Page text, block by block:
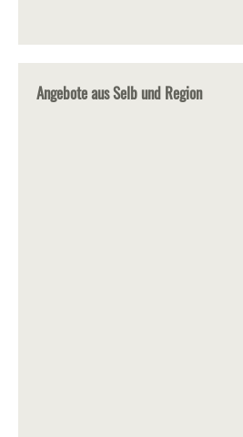
Angebote aus Selb und Region